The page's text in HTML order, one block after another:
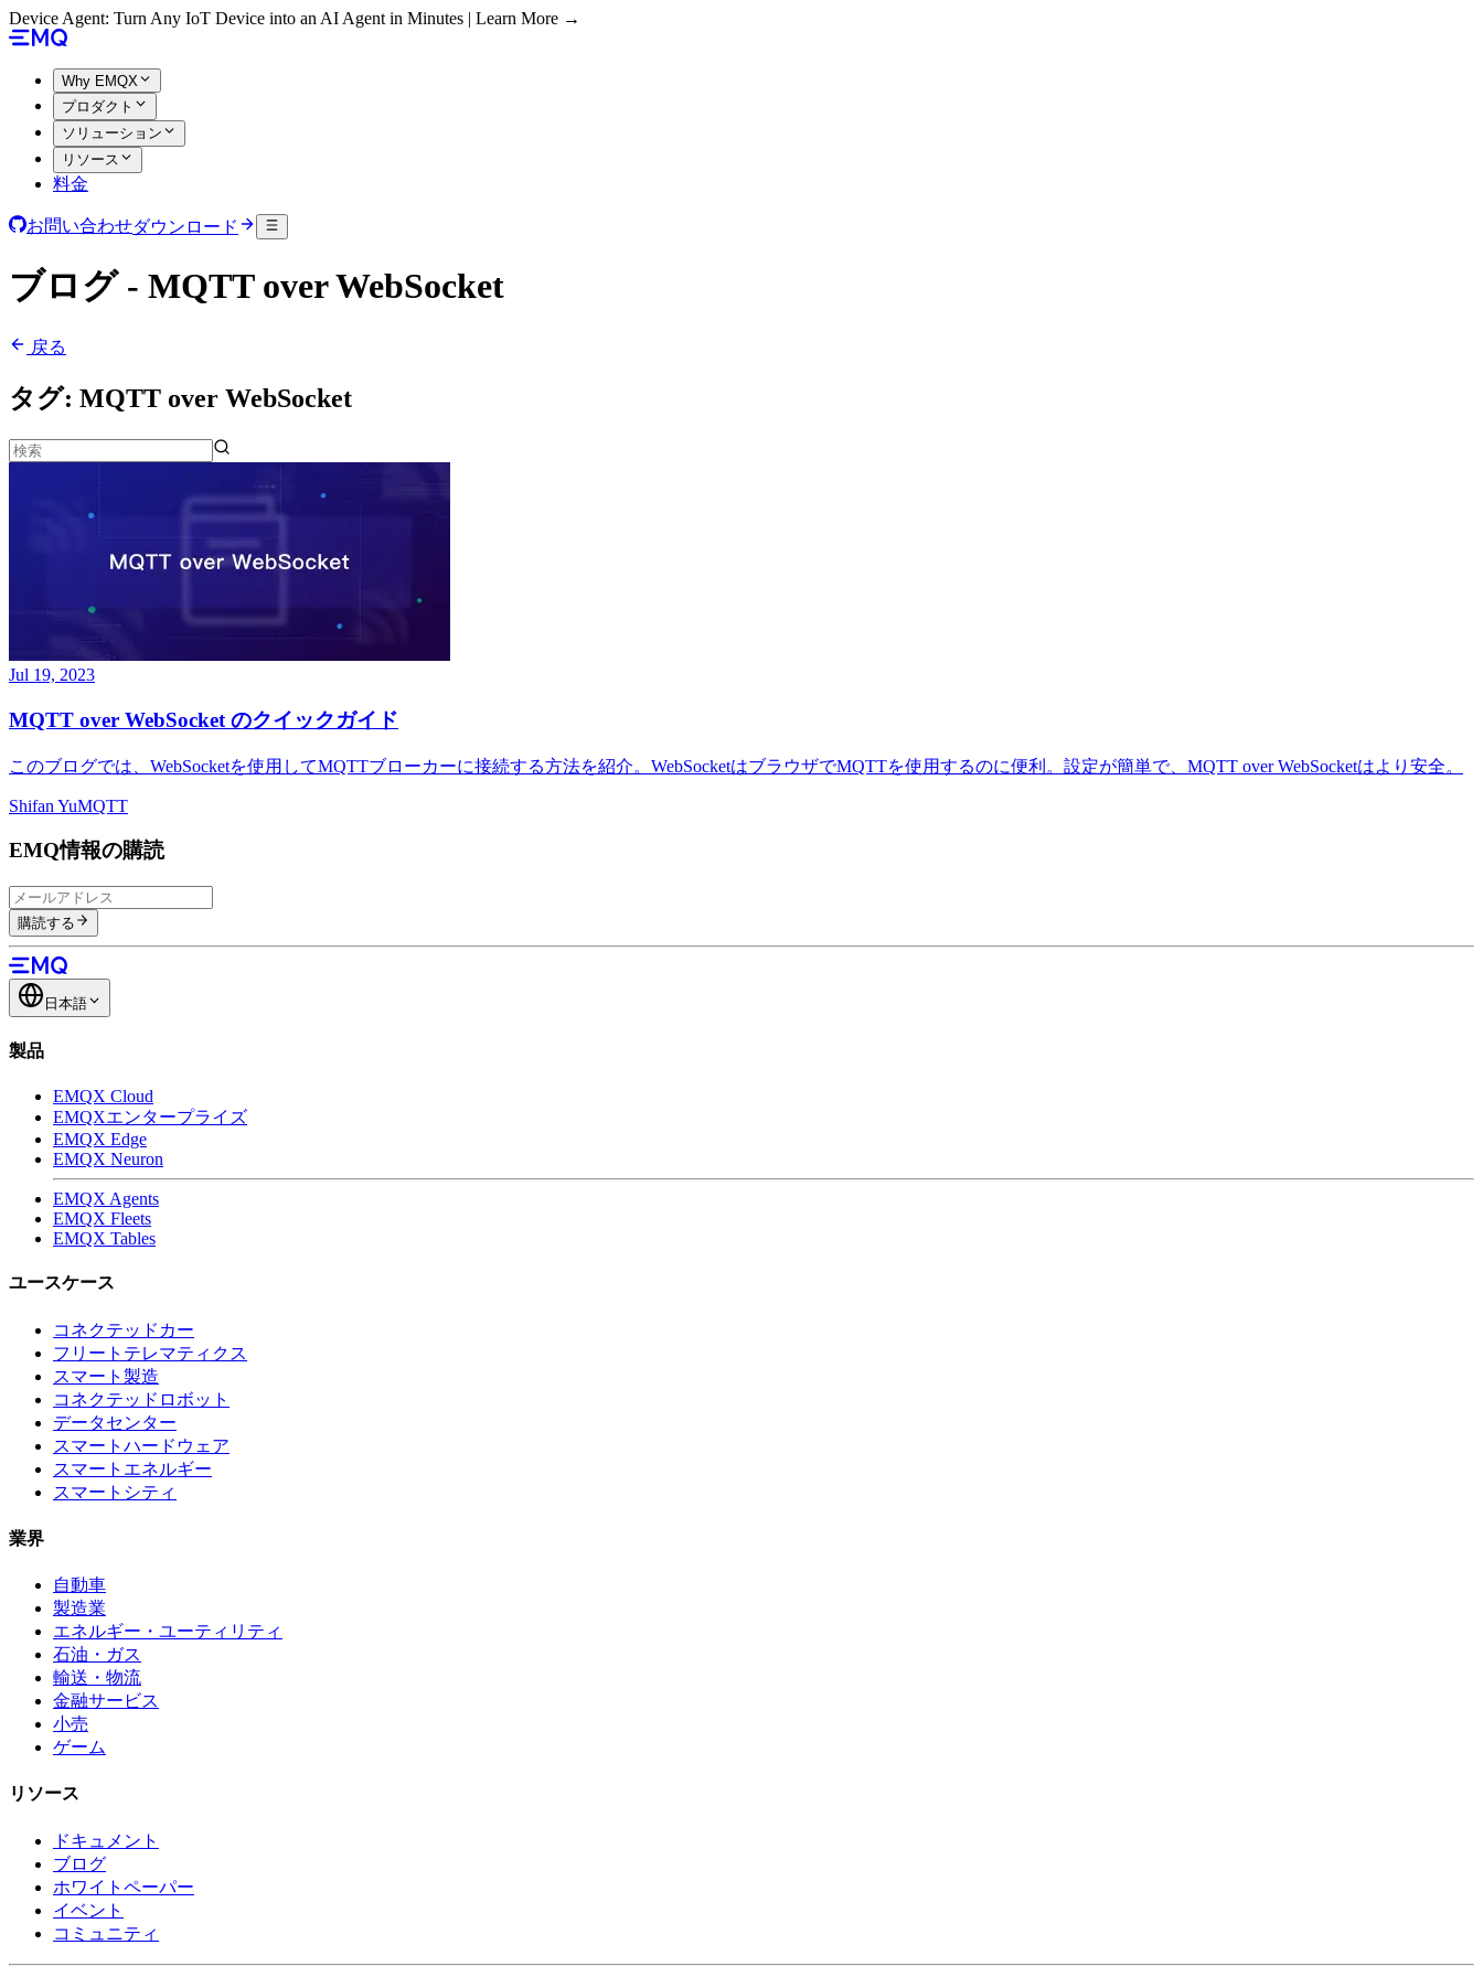
Device Agent: Turn Any IoT Device into an AI Agent in Minutes | Learn More →
Why EMQX
プロダクト
ソリューション
リソース
料金
お問い合わせダウンロード
ブログ - MQTT over WebSocket
戻る
タグ: MQTT over WebSocket
Jul 19, 2023
MQTT over WebSocket のクイックガイド
このブログでは、WebSocketを使用してMQTTブローカーに接続する方法を紹介。WebSocketはブラウザでMQTTを使用するのに便利。設定が簡単で、MQTT over WebSocketはより安全。
Shifan YuMQTT
EMQ情報の購読
購読する
日本語
製品
EMQX Cloud
EMQXエンタープライズ
EMQX Edge
EMQX Neuron
EMQX Agents
EMQX Fleets
EMQX Tables
ユースケース
コネクテッドカー
フリートテレマティクス
スマート製造
コネクテッドロボット
データセンター
スマートハードウェア
スマートエネルギー
スマートシティ
業界
自動車
製造業
エネルギー・ユーティリティ
石油・ガス
輸送・物流
金融サービス
小売
ゲーム
リソース
ドキュメント
ブログ
ホワイトペーパー
イベント
コミュニティ